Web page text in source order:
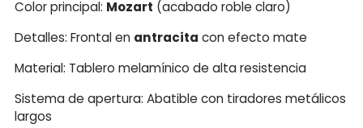
Color principal: Mozart (acabado roble claro)
Detalles: Frontal en antracita con efecto mate
Material: Tablero melamínico de alta resistencia
Sistema de apertura: Abatible con tiradores metálicos
largos